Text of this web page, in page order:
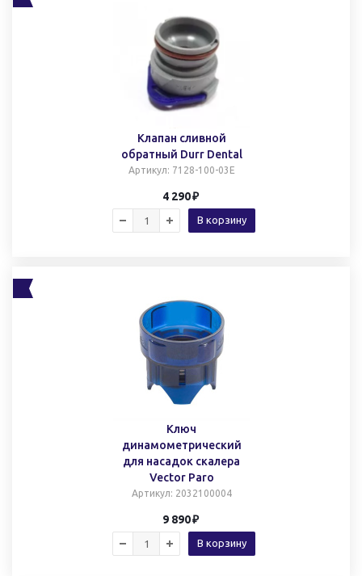
Клапан сливной
обратный Durr Dental
Артикул: 7128-100-03E
4 290
В корзину
Ключ
динамометрический
для насадок скалера
Vector Paro
Артикул: 2032100004
9 890
В корзину